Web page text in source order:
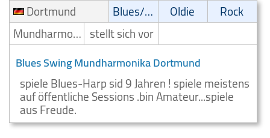
Dortmund
Blues/Swing Oldie
Rock
Mundharmonikaspieler stellt sich vor
Blues Swing Mundharmonika Dortmund
spiele Blues-Harp sid 9 Jahren ! spiele meistens
auf öffentliche Sessions .bin Amateur...spiele
aus Freude.